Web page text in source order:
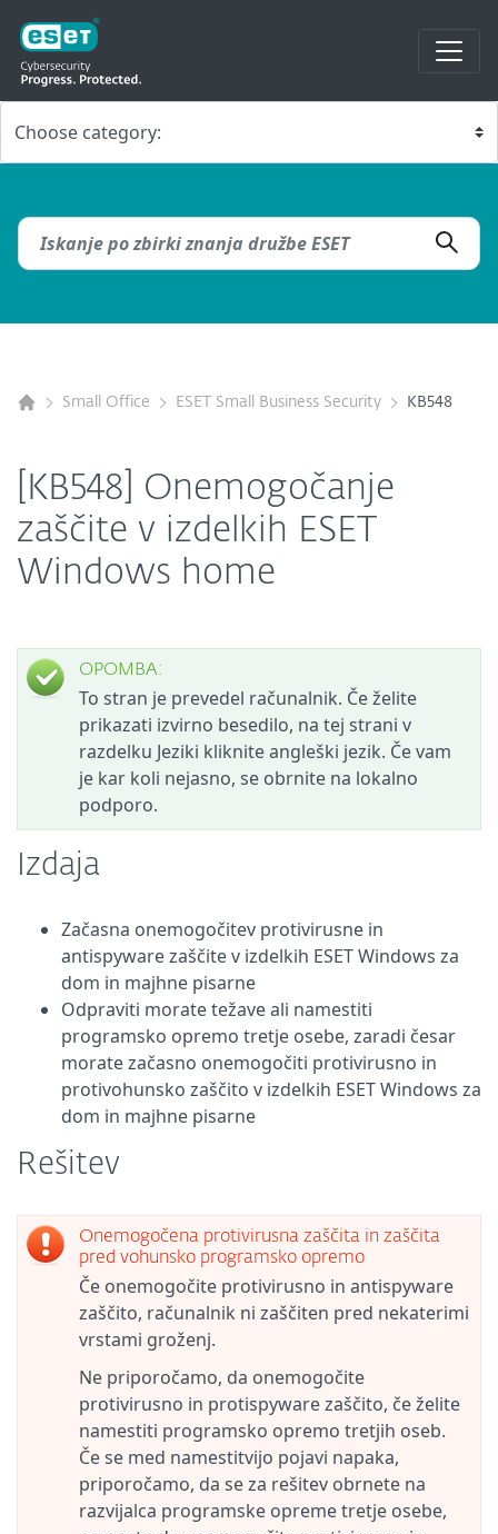
Small Office ESET Small Business Security KB548
[KB548] Onemogočanje
zaščite v izdelkih ESET
Windows home
OPOMBA:
To stran je prevedel računalnik. Če želite
prikazati izvirno besedilo, na tej strani v
razdelku Jeziki kliknite angleški jezik. Če vam
je kar koli nejasno, se obrnite na lokalno
podporo.
Izdaja
Začasna onemogočitev protivirusne in
antispyware zaščite v izdelkih ESET Windows za
dom in majhne pisarne
Odpraviti morate težave ali namestiti
programsko opremo tretje osebe, zaradi česar
morate začasno onemogočiti protivirusno in
protivohunsko zaščito v izdelkih ESET Windows za
dom in majhne pisarne
Rešitev
Onemogočena protivirusna zaščita in zaščita
pred vohunsko programsko opremo
Če onemogočite protivirusno in antispyware
zaščito, računalnik ni zaščiten pred nekaterimi
vrstami groženj.
Ne priporočamo, da onemogočite
protivirusno in protispyware zaščito, če želite
namestiti programsko opremo tretjih oseb.
Če se med namestitvijo pojavi napaka,
priporočamo, da se za rešitev obrnete na
razvijalca programske opreme tretje osebe,